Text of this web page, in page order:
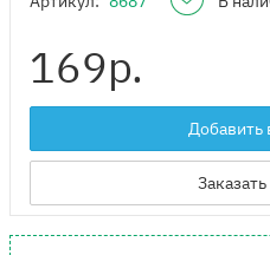
169р.
Добавить